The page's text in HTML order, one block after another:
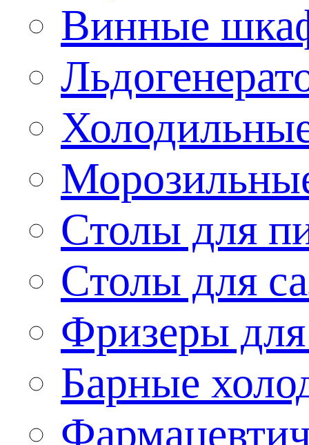
Винные
Столы для
Столы для
Фризеры
Барные